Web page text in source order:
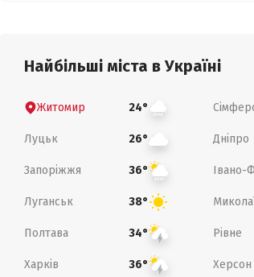
Найбільші міста в Україні
Житомир 24°
Луцьк 26° Дніпро
Запоріжжя 36° Івано-
Луганськ 38°
Полтава 34° Рівне
Харків 36° Херсон